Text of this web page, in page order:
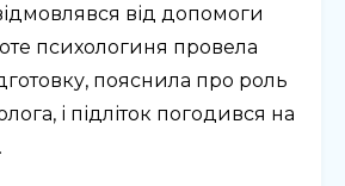
від допомоги
психологиня провела
пояснила про роль
і підліток погодився на